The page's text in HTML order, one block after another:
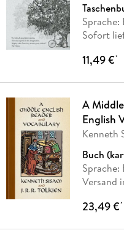
Sprache:
Sofort
11,49 €*
A
English
Kenneth
Buch
Sprache:
Versand
23,49 €*